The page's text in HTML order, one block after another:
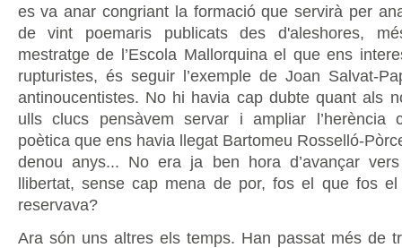
es va anar congriant la formació que servirà per
de vint poemaris publicats des d'aleshores,
mestratge de l’Escola Mallorquina el que ens
rupturistes, és seguir l’exemple de Joan Salvat-
antinoucentistes. No hi havia cap dubte quant als
ulls clucs pensàvem servar i ampliar l’herència
poètica que ens havia llegat Bartomeu Rosselló-
denou anys... No era ja ben hora d’avançar
llibertat, sense cap mena de por, fos el que fos
reservava?
Ara són uns altres els temps. Han passat més de